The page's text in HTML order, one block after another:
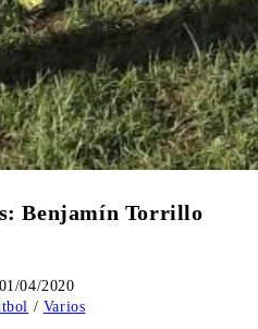
Benjamín Torrillo
01/04/2020
/ Varios